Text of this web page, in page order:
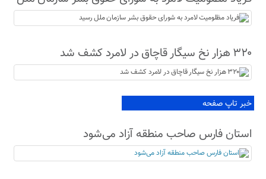
رسید
۳۲۰ هزار نخ سیگار قاچاق در لامرد کشف شد
خبر تاپ صفحه
استان فارس صاحب منطقه آزاد می‌شود